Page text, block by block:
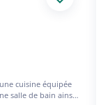
cuisine équipée
salle de bain ainsi